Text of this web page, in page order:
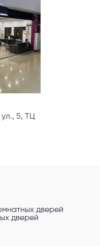
5, ТЦ
дверей
дверей